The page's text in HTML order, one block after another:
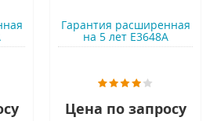
Гарантия расширенная
на 5 лет E3648A
Цена по запросу